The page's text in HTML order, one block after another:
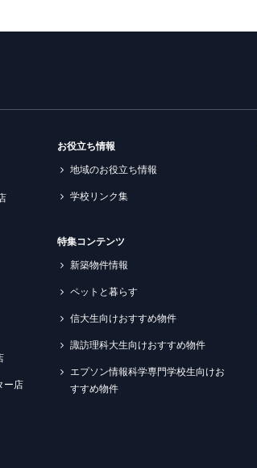
ー店
お役立ち情報
地域のお役立ち情報
学校リンク集
特集コンテンツ
新築物件情報
ペットと暮らす
信大生向けおすすめ物件
諏訪理科大生向けおすすめ物件
エプソン情報科学専門学校生向けお
すすめ物件